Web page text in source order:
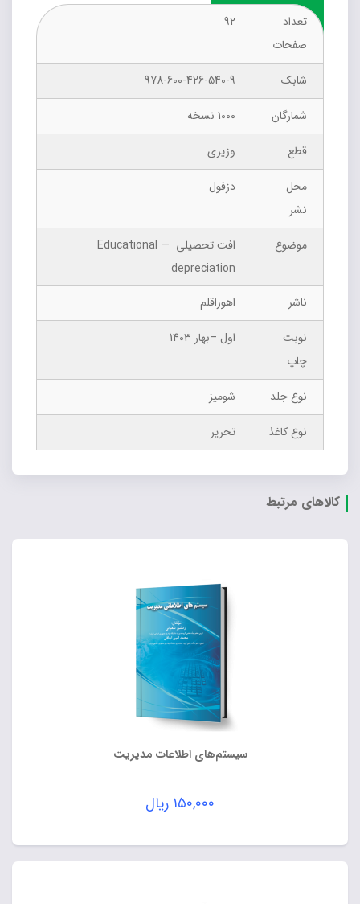
تعداد
صفحات
92
شابک
978-600-426-540-9
شمارگان
1000 نسخه
قطع
وزیری
محل
نشر
دزفول
موضوع
افت تحصیلی ‏ — Educational
depreciation
ناشر
اهوراقلم
نوبت
چاپ
اول –بهار 1403
نوع جلد
شومیز
نوع کاغذ
تحریر
کالاهای مرتبط
سیستم‌های اطلاعات مدیریت
۱۵۰,۰۰۰ ریال